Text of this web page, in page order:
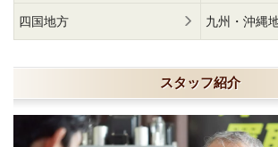
四国地方 九州・沖縄
スタッフ紹介